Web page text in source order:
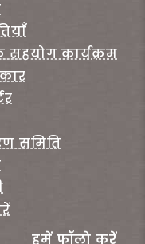
कार्यक्रम
समिति
हमें फॉलो करें